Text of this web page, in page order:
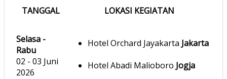
TANGGAL LOKASI KEGIATAN
Selasa -
Rabu
02 - 03 Juni
2026
Hotel Orchard Jayakarta Jakarta
Hotel Abadi Malioboro Jogja